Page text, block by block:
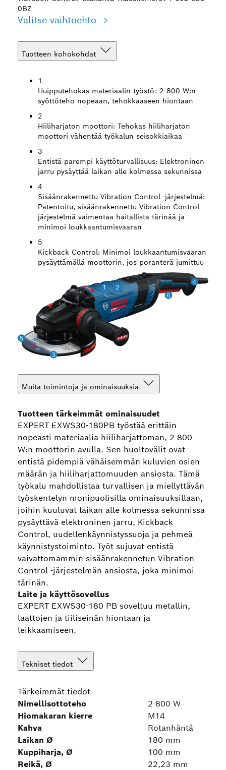
0BZ
Valitse vaihtoehto
Tuotteen kohokohdat
1
Huipputehokas materiaalin työstö: 2 800 W:n
syöttöteho nopeaan, tehokkaaseen hiontaan
2
Hiiliharjaton moottori: Tehokas hiiliharjaton
moottori vähentää työkalun seisokkiaikaa
3
Entistä parempi käyttöturvallisuus: Elektroninen
jarru pysäyttää laikan alle kolmessa sekunnissa
4
Sisäänrakennettu Vibration Control -järjestelmä:
Patentoitu, sisäänrakennettu Vibration Control -
järjestelmä vaimentaa haitallista tärinää ja
minimoi loukkaantumisvaaran
5
Kickback Control: Minimoi loukkaantumisvaaran
pysäyttämällä moottorin, jos poranterä jumittuu
Muita toimintoja ja ominaisuuksia
Tuotteen tärkeimmät ominaisuudet
EXPERT EXWS30-180PB työstää erittäin
nopeasti materiaalia hiiliharjattoman, 2 800
W:n moottorin avulla. Sen huoltovälit ovat
entistä pidempiä vähäisemmän kuluvien osien
määrän ja hiiliharjattomuuden ansiosta. Tämä
työkalu mahdollistaa turvallisen ja miellyttävän
työskentelyn monipuolisilla ominaisuuksillaan,
joihin kuuluvat laikan alle kolmessa sekunnissa
pysäyttävä elektroninen jarru, Kickback
Control, uudellenkäynnistyssuoja ja pehmeä
käynnistystoiminto. Työt sujuvat entistä
vaivattomammin sisäänrakennetun Vibration
Control -järjestelmän ansiosta, joka minimoi
tärinän.
Laite ja käyttösovellus
EXPERT EXWS30-180 PB soveltuu metallin,
laattojen ja tiiliseinän hiontaan ja
leikkaamiseen.
Tekniset tiedot
Tärkeimmät tiedot
Nimellisottoteho
2 800 W
Hiomakaran kierre
M14
Kahva
Rotanhäntä
Laikan Ø
180 mm
Kuppiharja, Ø
100 mm
Reikä, Ø
22,23 mm